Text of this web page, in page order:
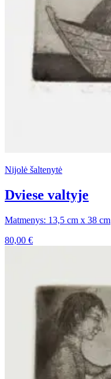
Nijolė šaltenytė
Dviese valtyje
Matmenys: 13,5 cm x 38 cm
80,00 €